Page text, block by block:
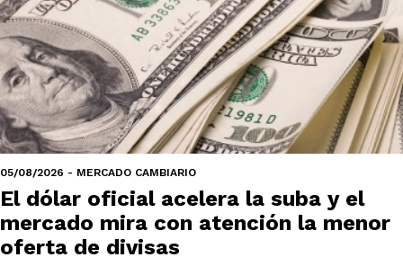
05/08/2026 - MERCADO CAMBIARIO
El dólar oficial acelera la suba y el
mercado mira con atención la menor
oferta de divisas